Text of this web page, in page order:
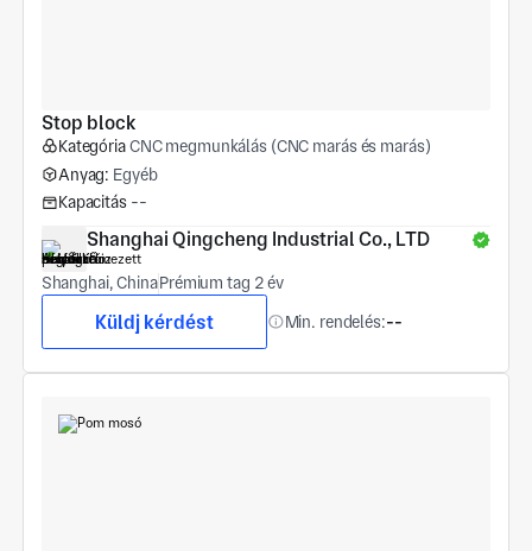
Stop block
KategóriaCNC megmunkálás (CNC marás és marás)
Anyag: Egyéb
Kapacitás --
Shanghai Qingcheng Industrial Co., LTD
Shanghai, ChinaPrémium tag 2 év
Küldj kérdést Min. rendelés:--